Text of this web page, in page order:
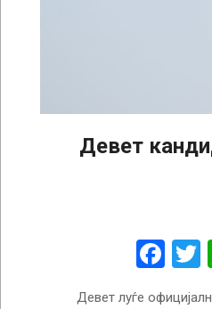
Девет
Девет луѓе